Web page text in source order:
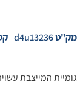
מק"טd4u13236
גומיית המייצבת